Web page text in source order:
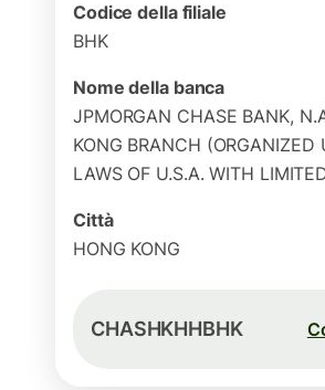
Codice della filiale
BHK
Nome della banca
JPMORGAN CHASE BANK,
KONG BRANCH (ORGANIZED
LAWS OF U.S.A. WITH
Città
HONG KONG
CHASHKHHBHK